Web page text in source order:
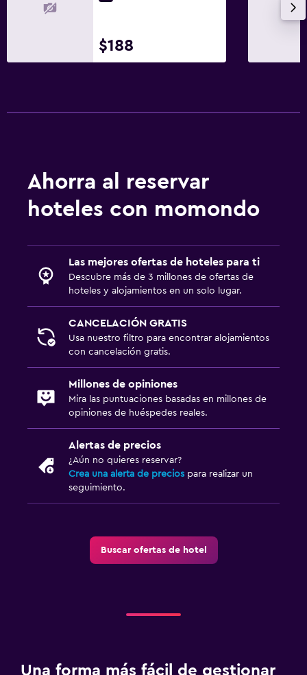
$188
Ahorra al reservar
hoteles con momondo
Las mejores ofertas de hoteles para ti
Descubre más de 3 millones de ofertas de
hoteles y alojamientos en un solo lugar.
CANCELACIÓN GRATIS
Usa nuestro filtro para encontrar alojamientos
con cancelación gratis.
Millones de opiniones
Mira las puntuaciones basadas en millones de
opiniones de huéspedes reales.
Alertas de precios
¿Aún no quieres reservar?
Crea una alerta de precios para realizar un
seguimiento.
Buscar ofertas de hotel
Una forma más fácil de gestionar